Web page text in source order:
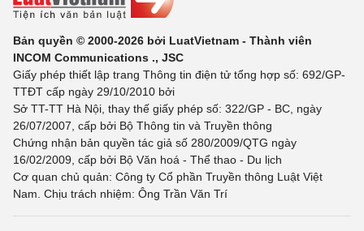
Bản quyền © 2000-2026 bởi LuatVietnam - Thành viên
INCOM Communications ., JSC
Giấy phép thiết lập trang Thông tin điện tử tổng hợp số: 692/GP-
TTĐT cấp ngày 29/10/2010 bởi
Sở TT-TT Hà Nội, thay thế giấy phép số: 322/GP - BC, ngày
26/07/2007, cấp bởi Bộ Thông tin và Truyền thông
Chứng nhận bản quyền tác giả số 280/2009/QTG ngày
16/02/2009, cấp bởi Bộ Văn hoá - Thể thao - Du lịch
Cơ quan chủ quản: Công ty Cổ phần Truyền thông Luật Việt
Nam. Chịu trách nhiệm: Ông Trần Văn Trí